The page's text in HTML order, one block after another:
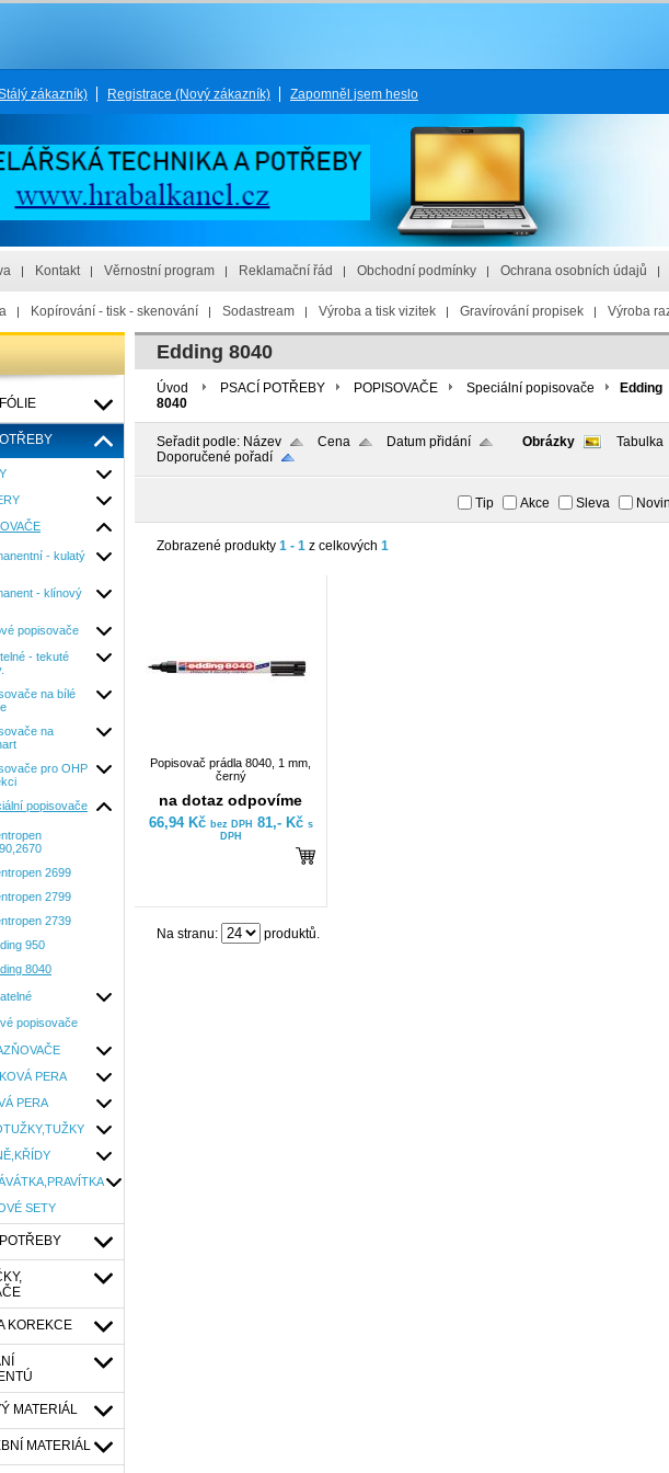
zákazník) Registrace (Nový zákazník) Zapomněl jsem heslo
Kontakt Věrnostní program Reklamační řád Obchodní podmínky Ochrana osobních údajů
Kopírování - tisk - skenování Sodastream Výroba a tisk vizitek Gravírování propisek Výroba
- kulatý
- klínový
popisovače
- tekuté
na bílé
na
pro OHP
popisovače
2699
2799
2739
950
8040
popisovače
PERA
PERA
SETY
KOREKCE
MATERIÁL
MATERIÁL
Edding 8040
Úvod PSACÍ POTŘEBY POPISOVAČE Speciální popisovače
Edding
8040
Seřadit podle: Název Cena
Datum přidání
Doporučené pořadí
Obrázky Tabulka
Tip Akce Sleva
Zobrazené produkty 1 - 1 z celkových 1
Popisovač prádla 8040, 1 mm,
černý
na dotaz odpovíme
66,94 Kč bez DPH 81,- Kč s
DPH
Na stranu: produktů.